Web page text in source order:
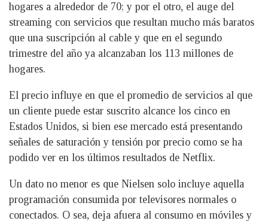
hogares a alrededor de 70; y por el otro, el auge del
streaming con servicios que resultan mucho más baratos
que una suscripción al cable y que en el segundo
trimestre del año ya alcanzaban los 113 millones de
hogares.
El precio influye en que el promedio de servicios al que
un cliente puede estar suscrito alcance los cinco en
Estados Unidos, si bien ese mercado está presentando
señales de saturación y tensión por precio como se ha
podido ver en los últimos resultados de Netflix.
Un dato no menor es que Nielsen solo incluye aquella
programación consumida por televisores normales o
conectados. O sea, deja afuera al consumo en móviles y